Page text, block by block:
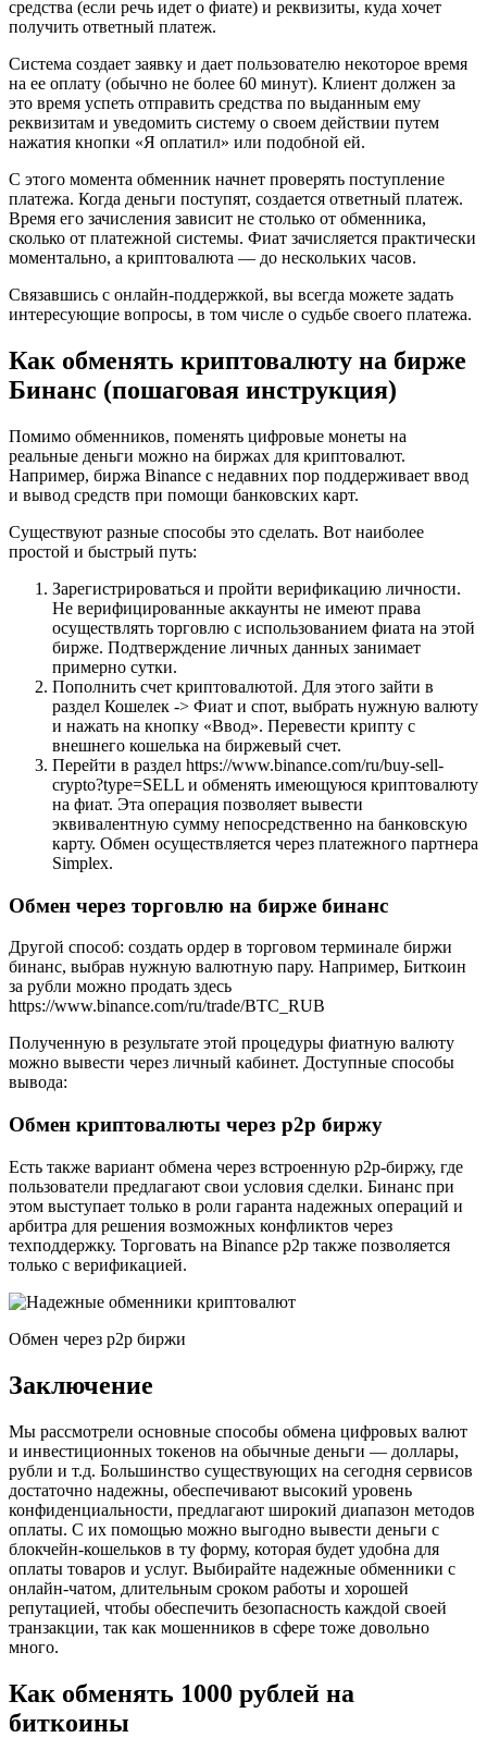
средства (если речь идет о фиате) и реквизиты, куда хочет
получить ответный платеж.
Система создает заявку и дает пользователю некоторое время
на ее оплату (обычно не более 60 минут). Клиент должен за
это время успеть отправить средства по выданным ему
реквизитам и уведомить систему о своем действии путем
нажатия кнопки «Я оплатил» или подобной ей.
С этого момента обменник начнет проверять поступление
платежа. Когда деньги поступят, создается ответный платеж.
Время его зачисления зависит не столько от обменника,
сколько от платежной системы. Фиат зачисляется практически
моментально, а криптовалюта — до нескольких часов.
Связавшись с онлайн-поддержкой, вы всегда можете задать
интересующие вопросы, в том числе о судьбе своего платежа.
Как обменять криптовалюту на бирже
Бинанс (пошаговая инструкция)
Помимо обменников, поменять цифровые монеты на
реальные деньги можно на биржах для криптовалют.
Например, биржа Binance с недавних пор поддерживает ввод
и вывод средств при помощи банковских карт.
Существуют разные способы это сделать. Вот наиболее
простой и быстрый путь:
Зарегистрироваться и пройти верификацию личности.
Не верифицированные аккаунты не имеют права
осуществлять торговлю с использованием фиата на этой
бирже. Подтверждение личных данных занимает
примерно сутки.
Пополнить счет криптовалютой. Для этого зайти в
раздел Кошелек -> Фиат и спот, выбрать нужную валюту
и нажать на кнопку «Ввод». Перевести крипту с
внешнего кошелька на биржевый счет.
Перейти в раздел https://www.binance.com/ru/buy-sell-
crypto?type=SELL и обменять имеющуюся криптовалюту
на фиат. Эта операция позволяет вывести
эквивалентную сумму непосредственно на банковскую
карту. Обмен осуществляется через платежного партнера
Simplex.
Обмен через торговлю на бирже бинанс
Другой способ: создать ордер в торговом терминале биржи
бинанс, выбрав нужную валютную пару. Например, Биткоин
за рубли можно продать здесь
https://www.binance.com/ru/trade/BTC_RUB
Полученную в результате этой процедуры фиатную валюту
можно вывести через личный кабинет. Доступные способы
вывода:
Обмен криптовалюты через p2p биржу
Есть также вариант обмена через встроенную p2p-биржу, где
пользователи предлагают свои условия сделки. Бинанс при
этом выступает только в роли гаранта надежных операций и
арбитра для решения возможных конфликтов через
техподдержку. Торговать на Binance p2p также позволяется
только с верификацией.
Обмен через p2p биржи
Заключение
Мы рассмотрели основные способы обмена цифровых валют
и инвестиционных токенов на обычные деньги — доллары,
рубли и т.д. Большинство существующих на сегодня сервисов
достаточно надежны, обеспечивают высокий уровень
конфиденциальности, предлагают широкий диапазон методов
оплаты. С их помощью можно выгодно вывести деньги с
блокчейн-кошельков в ту форму, которая будет удобна для
оплаты товаров и услуг. Выбирайте надежные обменники с
онлайн-чатом, длительным сроком работы и хорошей
репутацией, чтобы обеспечить безопасность каждой своей
транзакции, так как мошенников в сфере тоже довольно
много.
Как обменять 1000 рублей на
биткоины